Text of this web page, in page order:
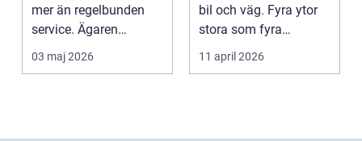
mer än regelbunden
service. Ägaren
behöver också ha kol...
03 maj 2026
bil och väg. Fyra ytor
stora som fyra
handflator avgör
bromss...
11 april 2026